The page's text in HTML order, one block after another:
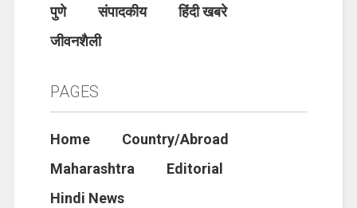
पुणे
संपादकीय
हिंदी खबरे
जीवनशैली
PAGES
Home
Country/Abroad
Maharashtra
Editorial
Hindi News